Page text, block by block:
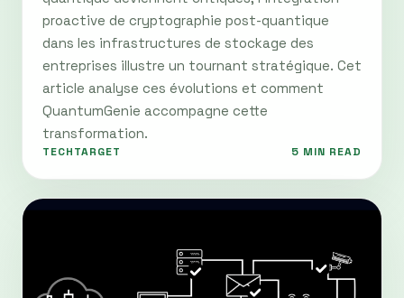
proactive de cryptographie post-quantique
dans les infrastructures de stockage des
entreprises illustre un tournant stratégique. Cet
article analyse ces évolutions et comment
QuantumGenie accompagne cette
transformation.
TECHTARGET 5 MIN READ